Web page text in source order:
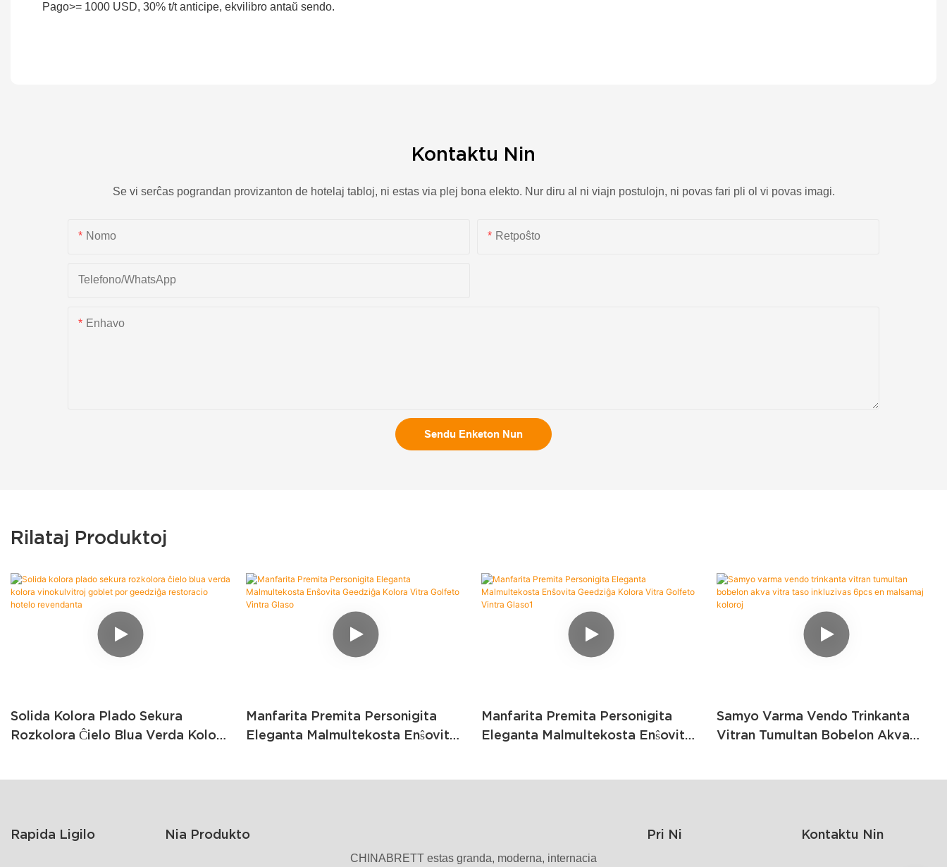
Pago>= 1000 USD, 30% t/t anticipe, ekvilibro antaŭ sendo.
Kontaktu Nin
Se vi serĉas pograndan provizanton de hotelaj tabloj, ni estas via plej bona elekto. Nur diru al ni viajn postulojn, ni povas fari pli ol vi povas imagi.
Nomo Retpoŝto
Telefono/WhatsApp
Enhavo
Sendu Enketon Nun
Rilataj Produktoj
Solida Kolora Plado Sekura
Rozkolora Ĉielo Blua Verda Kolora
Manfarita Premita Personigita
Eleganta Malmultekosta Enŝovita
Manfarita Premita Personigita
Eleganta Malmultekosta Enŝovita
Samyo Varma Vendo Trinkanta
Vitran Tumultan Bobelon Akva
Rapida Ligilo Nia Produkto
CHINABRETT estas granda, moderna, internacia
Pri Ni Kontaktu Nin